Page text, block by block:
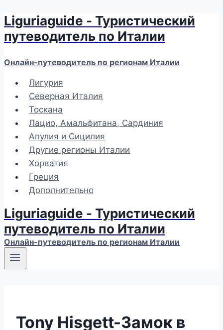
Перейти
к
содержимому
Liguriaguide - Туристический
путеводитель по Италии
Онлайн-путеводитель по регионам Италии
Лигурия
Северная Италия
Тоскана
Лацио, Амальфитана, Сардиния
Апулия и Сицилия
Другие регионы Италии
Хорватия
Греция
Дополнительно
Liguriaguide - Туристический
путеводитель по Италии
Онлайн-путеводитель по регионам Италии
Tony Hisgett-Замок в